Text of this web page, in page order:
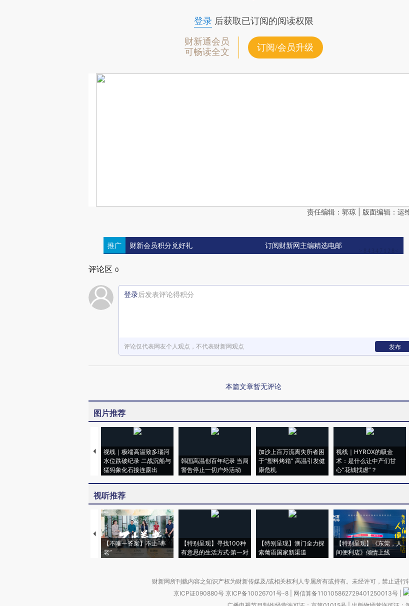
登录后获取已订阅的阅读权限
财新通会员
可畅读全文
订阅/会员升级
责任编辑：郭琼 | 版面编辑：运
推广 财新会员积分兑好礼 订阅财新网主编精选电邮
评论区 0
登录后发表评论得积分
评论仅代表网友个人观点，不代表财新网观点 发布
本篇文章暂无评论
图片推荐
视线｜极端高温致多瑙河
水位跌破纪录 二战沉船与
猛犸象化石接连露出
韩国高温创百年纪录 当局
警告停止一切户外活动
加沙上百万流离失所者困
于“塑料烤箱” 高温引发健
康危机
视线｜HYROX的吸金
术：是什么让中产们甘
心“花钱找虐”？
视听推荐
【不唯一答案】不止“养
老”
【特别呈现】寻找100种
有意思的生活方式·第一对
【特别呈现】澳门全力探
索葡语国家新渠道
【特别呈现】《东莞，人
间便利店》倾情上线
财新网所刊载内容之知识产权为财新传媒及/或相关权利人专属所有或持有。未经许可，禁止进行
京ICP证090880号 京ICP备10026701号-8 网信算备110105862729401250013号